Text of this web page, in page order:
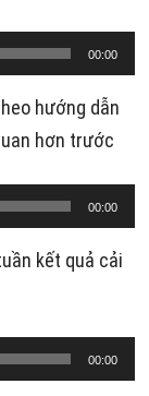
00:00
hướng dẫn
hơn trước
00:00
kết quả cải
00:00